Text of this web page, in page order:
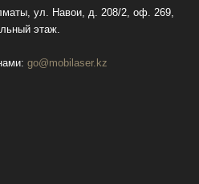
ул. Навои, д. 208/2, оф. 269,
этаж.
go@mobilaser.kz